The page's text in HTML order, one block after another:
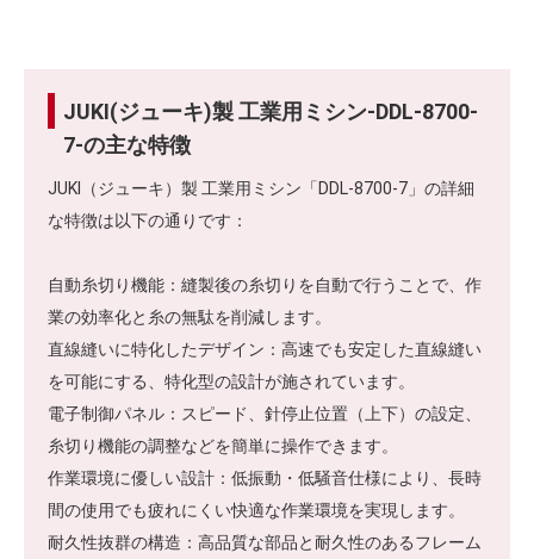
JUKI(ジューキ)製 工業用ミシン-DDL-8700-
7-の主な特徴
JUKI（ジューキ）製 工業用ミシン「DDL-8700-7」の詳細
な特徴は以下の通りです：
自動糸切り機能：縫製後の糸切りを自動で行うことで、作
業の効率化と糸の無駄を削減します。
直線縫いに特化したデザイン：高速でも安定した直線縫い
を可能にする、特化型の設計が施されています。
電子制御パネル：スピード、針停止位置（上下）の設定、
糸切り機能の調整などを簡単に操作できます。
作業環境に優しい設計：低振動・低騒音仕様により、長時
間の使用でも疲れにくい快適な作業環境を実現します。
耐久性抜群の構造：高品質な部品と耐久性のあるフレーム